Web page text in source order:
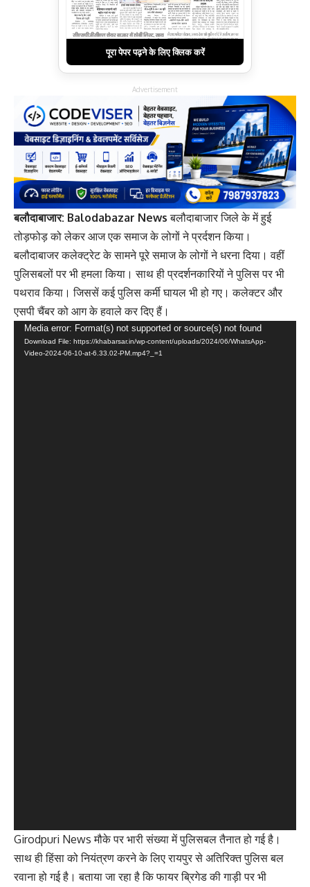
पूरा पेपर पढ़ने के लिए क्लिक करें
Advertisement
बलौदाबाजार: Balodabazar News बलौदाबाजार जिले के में हुई
तोड़फोड़ को लेकर आज एक समाज के लोगों ने प्रर्दशन किया।
बलौदाबाजर कलेक्ट्रेट के सामने पूरे समाज के लोगों ने धरना दिया। ​वहीं
पुलिसबलों पर भी हमला किया। साथ ही प्रदर्शनकारियों ने पुलिस पर भी
पथराव किया। जिससें कई पुलिस कर्मी घायल भी हो गए। कलेक्टर और
एसपी चैंबर को आग के हवाले कर दिए हैं।
Video
Player
Media error: Format(s) not supported or source(s) not found
Download File: https://khabarsar.in/wp-content/uploads/2024/06/WhatsApp-
Video-2024-06-10-at-6.33.02-PM.mp4?_=1
Girodpuri News मौके पर भारी संख्या में पुलिसबल तैनात हो गई है।
साथ ही हिंसा को नियंत्रण करने के लिए रायपुर से अतिरिक्त पुलिस बल
रवाना हो गई है। बताया जा रहा है कि फायर ब्रिगेड की गाड़ी पर भी